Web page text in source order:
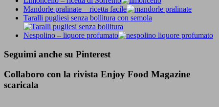
Mandorle pralinate – ricetta facile
Taralli pugliesi senza bollitura con semola
Nespolino – liquore profumato
Seguimi anche su Pinterest
Collaboro con la rivista Enjoy Food Magazine
scaricala